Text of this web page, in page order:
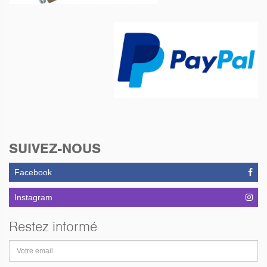
SUIVEZ-NOUS
Facebook
Instagram
Restez informé
email